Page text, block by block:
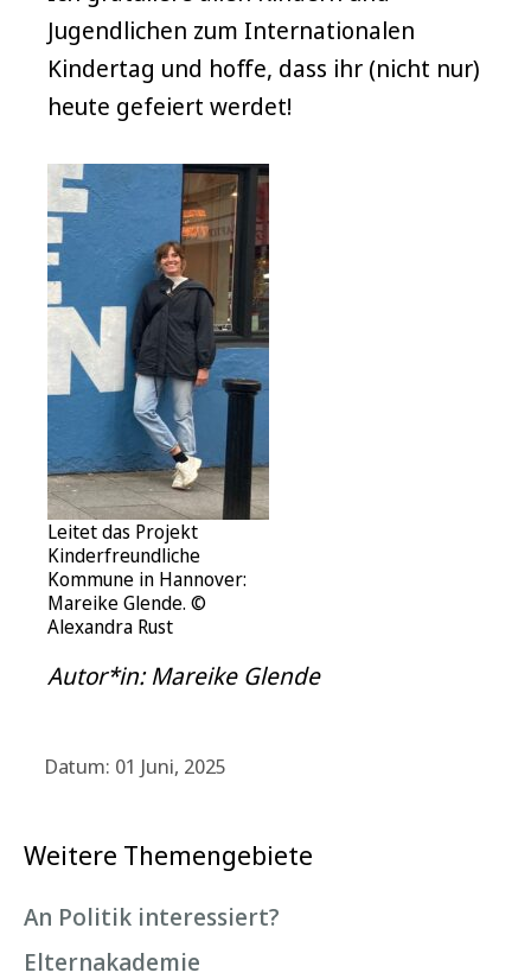
Jugendlichen zum Internationalen
Kindertag und hoffe, dass ihr (nicht nur)
heute gefeiert werdet!
Leitet das Projekt
Kinderfreundliche
Kommune in Hannover:
Mareike Glende. ©
Alexandra Rust
Autor*in: Mareike Glende
Datum: 01 Juni, 2025
Weitere Themengebiete
An Politik interessiert?
Elternakademie